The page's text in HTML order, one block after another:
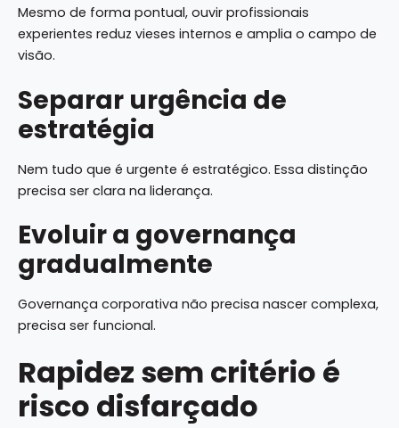
Mesmo de forma pontual, ouvir profissionais
experientes reduz vieses internos e amplia o campo de
visão.
Separar urgência de
estratégia
Nem tudo que é urgente é estratégico. Essa distinção
precisa ser clara na liderança.
Evoluir a governança
gradualmente
Governança corporativa não precisa nascer complexa,
precisa ser funcional.
Rapidez sem critério é
risco disfarçado